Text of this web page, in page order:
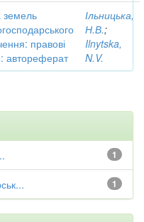
правові
автореферат
Ільницька,
Н.В.;
Ilnytska,
N.V.
1
1